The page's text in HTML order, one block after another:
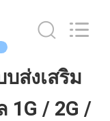
ส่งเสริม
1G / 2G /